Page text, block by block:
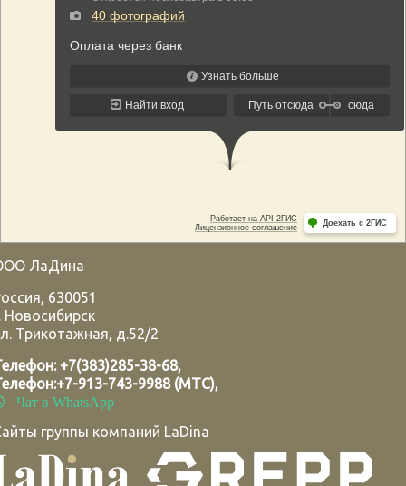
ЛаДина
, 630051
Новосибирск
Трикотажная, д.52/2
+7(383)285-38-68,
+7-913-743-9988 (МТС),
Чат в WhatsApp
группы компаний LaDina